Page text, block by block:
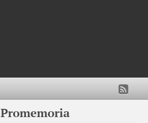
Promemoria